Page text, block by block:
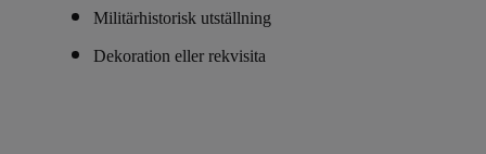
Militärhistorisk utställning
Dekoration eller rekvisita